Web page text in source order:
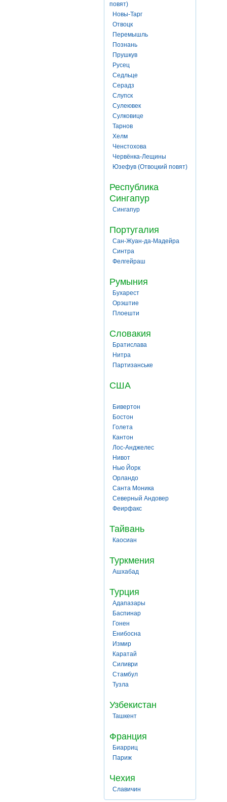
повят)
Новы-Тарг
Отвоцк
Перемышль
Познань
Прушкув
Русец
Седльце
Серадз
Слупск
Сулеювек
Сулковице
Тарнов
Хелм
Ченстохова
Червёнка-Лещины
Юзефув (Отвоцкий повят)
Республика
Сингапур
Сингапур
Португалия
Сан-Жуан-да-Мадейра
Синтра
Фелгейраш
Румыния
Бухарест
Орэштие
Плоешти
Словакия
Братислава
Нитра
Партизанське
США
Бивертон
Бостон
Голета
Кантон
Лос-Анджелес
Нивот
Нью Йорк
Орландо
Санта Моника
Северный Андовер
Феирфакс
Тайвань
Каосиан
Туркмения
Ашхабад
Турция
Адапазары
Баспинар
Гонен
Енибосна
Измир
Каратай
Силиври
Стамбул
Тузла
Узбекистан
Ташкент
Франция
Биарриц
Париж
Чехия
Славичин